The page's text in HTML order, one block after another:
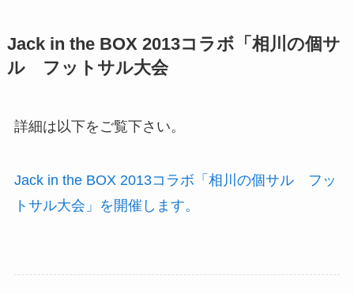
Jack in the BOX 2013コラボ「相川の個サ
ル フットサル大会
詳細は以下をご覧下さい。
Jack in the BOX 2013コラボ「相川の個サル フッ
トサル大会」を開催します。